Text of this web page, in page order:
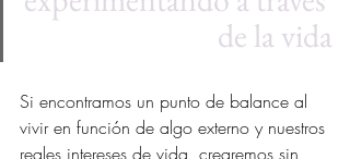
de la vida
Si encontramos un punto de balance al
vivir en función de algo externo y nuestros
reales intereses de vida, crearemos sin